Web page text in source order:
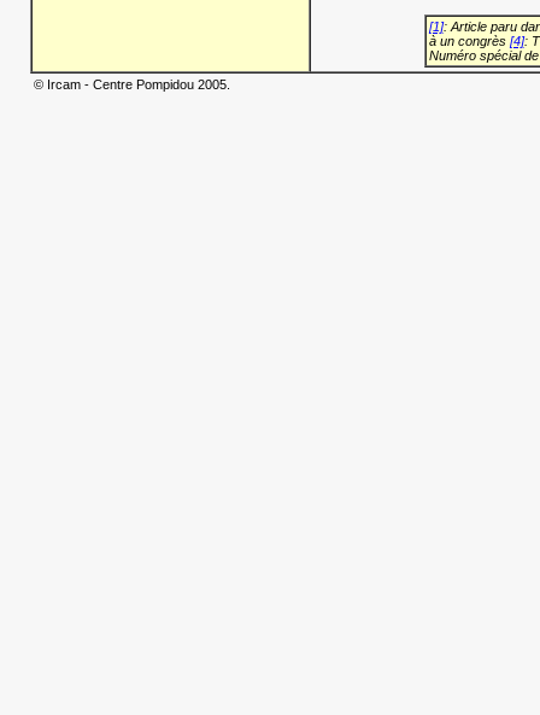
[1]: Article paru
à un congrès [4]:
Numéro spécial
© Ircam - Centre Pompidou 2005.